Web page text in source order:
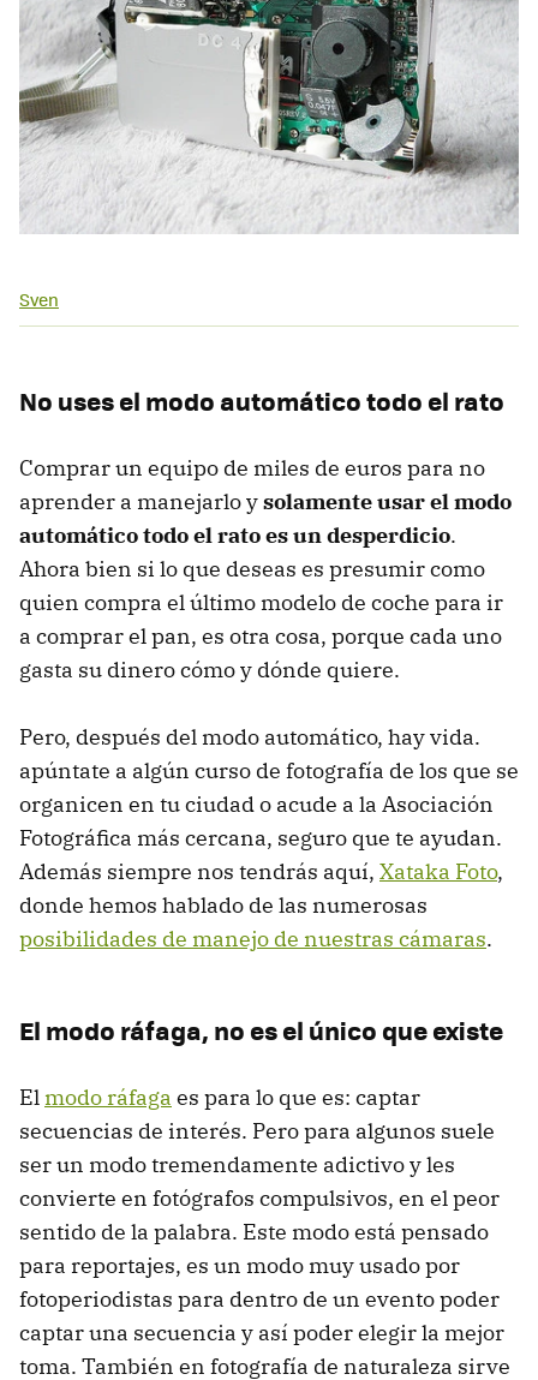
Sven
No uses el modo automático todo el rato
Comprar un equipo de miles de euros para no
aprender a manejarlo ysolamente usar el modo
automático todo el rato es un desperdicio.
Ahora bien si lo que deseas es presumir como
quien compra el último modelo de coche para ir
a comprar el pan, es otra cosa, porque cada uno
gasta su dinero cómo y dónde quiere.
Pero, después del modo automático, hay vida.
apúntate a algún curso de fotografía de los que se
organicen en tu ciudad o acude a la Asociación
Fotográfica más cercana, seguro que te ayudan.
Además siempre nos tendrás aquí, Xataka Foto,
donde hemos hablado de las numerosas
posibilidades de manejo de nuestras cámaras.
El modo ráfaga, no es el único que existe
El modo ráfaga es para lo que es: captar
secuencias de interés. Pero para algunos suele
ser un modo tremendamente adictivo y les
convierte en fotógrafos compulsivos, en el peor
sentido de la palabra. Este modo está pensado
para reportajes, es un modo muy usado por
fotoperiodistas para dentro de un evento poder
captar una secuencia y así poder elegir la mejor
toma. También en fotografía de naturaleza sirve